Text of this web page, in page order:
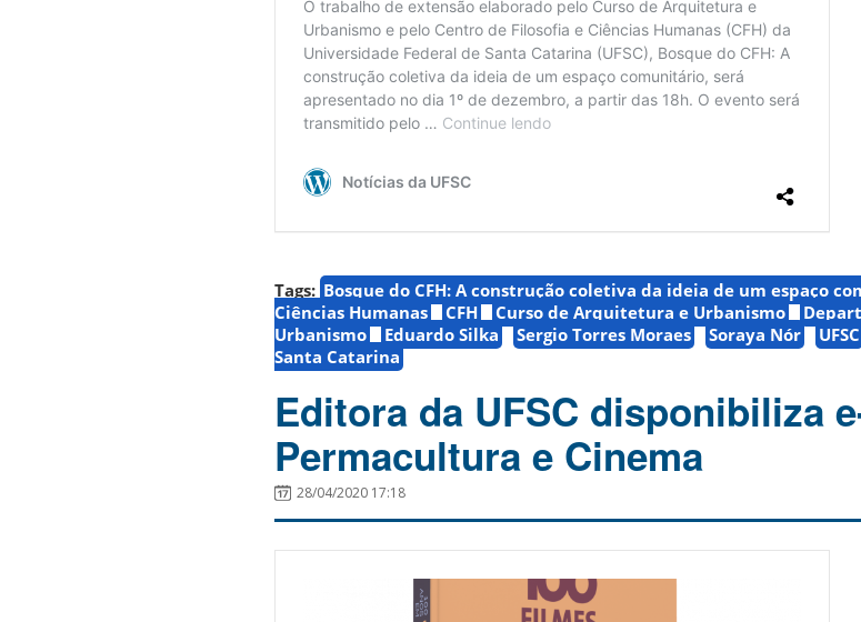
Tags: Bosque do CFH: A construção coletiva da ideia de um espaço
Ciências Humanas
CFH Curso de Arquitetura e Urbanismo
Urbanismo
Eduardo Silka Sergio Torres Moraes Soraya Nór UFSC
Santa Catarina
Editora da UFSC disponibiliza
Permacultura e Cinema
28/04/2020 17:18